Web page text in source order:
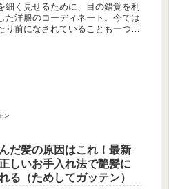
細く見せるために、目の錯覚を利
た洋服のコーディネート。今では
り前になされていることも一つひ
ン
だ髪の原因はこれ！最新
しいお手入れ法で艶髪に
る（ためしてガッテン）